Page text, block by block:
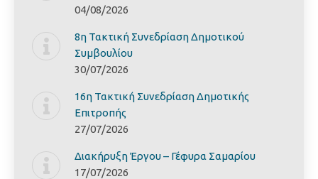
04/08/2026
8η Τακτική Συνεδρίαση Δημοτικού
Συμβουλίου
30/07/2026
16η Τακτική Συνεδρίαση Δημοτικής
Επιτροπής
27/07/2026
Διακήρυξη Έργoυ – Γέφυρα Σαμαρίoυ
17/07/2026